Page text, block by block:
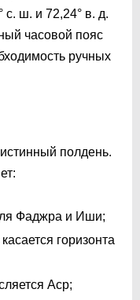
с. ш. и 72,24° в. д.
часовой пояс
ручных
полдень.
Фаджра и Иши;
горизонта
Аср;